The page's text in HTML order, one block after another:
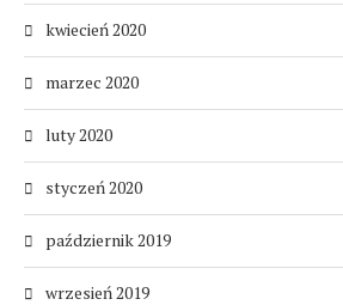
kwiecień 2020
marzec 2020
luty 2020
styczeń 2020
październik 2019
wrzesień 2019